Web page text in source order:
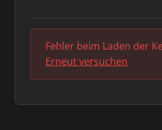
Fehler beim Laden der
Erneut versuchen